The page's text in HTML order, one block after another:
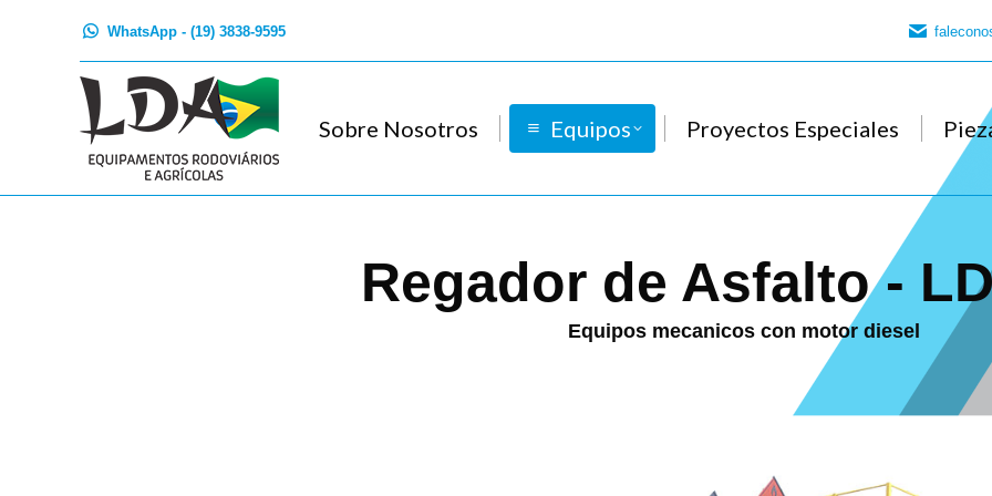
WhatsApp - (19) 3838-9595
Sobre Nosotros Equipos Proyectos Especiales
Regador de Asfalto -
Equipos mecanicos con motor diesel